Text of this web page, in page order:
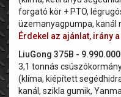
forgató kör + PTO,
üzemanyagpumpa, kanál
Érdekel az ajánlat, irány
LiuGong 375B - 9.990.000
3,1 tonnás
(klíma, kiépített
kanál, szikla gumik,